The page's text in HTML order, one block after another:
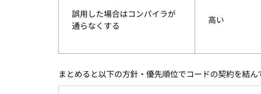
誤用した場合はコンパイラが
通らなくする
高い
まとめると以下の方針・優先順位でコードの契約を結ん